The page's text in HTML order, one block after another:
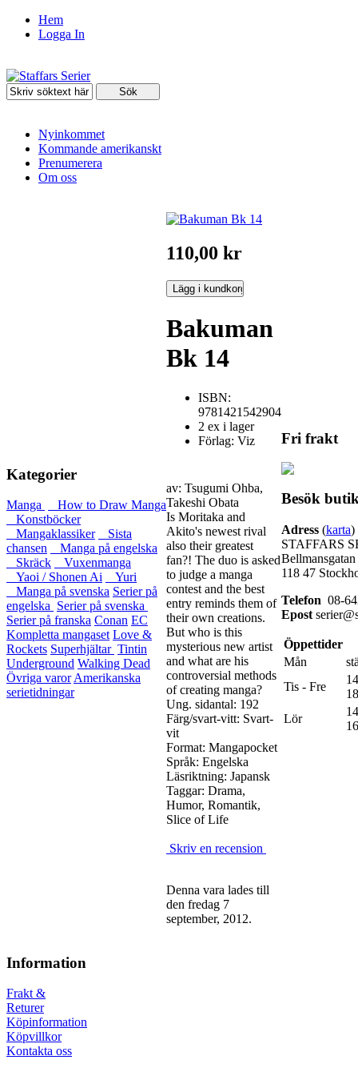
Hem
Logga In
Nyinkommet
Kommande amerikanskt
Prenumerera
Om oss
Kategorier
Manga
How to Draw Manga
Konstböcker
Mangaklassiker
Sista
chansen
Manga på engelska
Skräck
Vuxenmanga
Yaoi / Shonen Ai
Yuri
Manga på svenska Serier på
engelska Serier på svenska
Serier på franska Conan EC
Kompletta mangaset Love &
Rockets Superhjältar Tintin
Underground Walking Dead
Övriga varorAmerikanska
serietidningar
110,00 kr
Bakuman
Bk 14
ISBN:
9781421542904
2 ex i lager
Förlag: Viz
av: Tsugumi Ohba,
Takeshi Obata
Is Moritaka and
Akito's newest rival
also their greatest
fan?! The duo is asked
to judge a manga
contest and the best
entry reminds them of
their own creations.
But who is this
mysterious new artist
and what are his
controversial methods
of creating manga?
Ung. sidantal: 192
Färg/svart-vitt: Svart-
vit
Format: Mangapocket
Språk: Engelska
Läsriktning: Japansk
Taggar: Drama,
Humor, Romantik,
Slice of Life
Skriv en recension
Denna vara lades till
den fredag 7
september, 2012.
Fri frakt
Besök
Adress (karta)
STAFFARS
Bellmansgatan
118 47
Telefon 08-
Epost
Öppettider
Mån
Tis - Fre
Lör
Information
Frakt &
Returer
Köpinformation
Köpvillkor
Kontakta oss